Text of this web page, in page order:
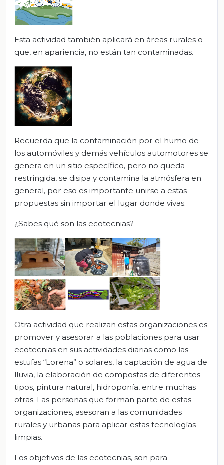
Esta actividad también aplicará en áreas rurales o
que, en apariencia, no están tan contaminadas.
Recuerda que la contaminación por el humo de
los automóviles y demás vehículos automotores se
genera en un sitio específico, pero no queda
restringida, se disipa y contamina la atmósfera en
general, por eso es importante unirse a estas
propuestas sin importar el lugar donde vivas.
¿Sabes qué son las ecotecnias?
Otra actividad que realizan estas organizaciones es
promover y asesorar a las poblaciones para usar
ecotecnias en sus actividades diarias como las
estufas “Lorena” o solares, la captación de agua de
lluvia, la elaboración de compostas de diferentes
tipos, pintura natural, hidroponía, entre muchas
otras. Las personas que forman parte de estas
organizaciones, asesoran a las comunidades
rurales y urbanas para aplicar estas tecnologías
limpias.
Los objetivos de las ecotecnias, son para